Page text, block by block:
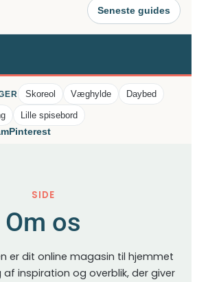
Seneste guides
Skoreol Væghylde Daybed
Lille spisebord
Pinterest
SIDE
Om os
er dit online magasin til hjemmet
inspiration og overblik, der giver